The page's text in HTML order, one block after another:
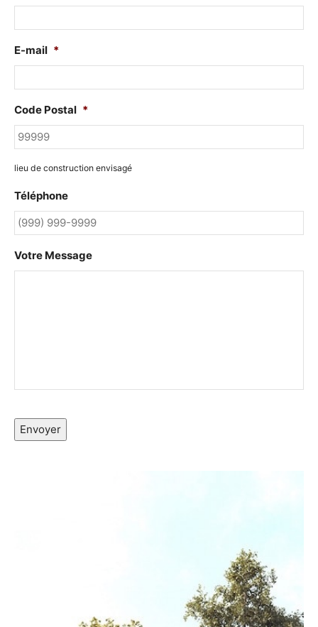
E-mail *
Code Postal *
lieu de construction envisagé
Téléphone
Votre Message
Envoyer